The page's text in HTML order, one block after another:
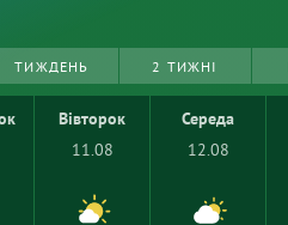
ТИЖДЕНЬ 2 ТИЖНІ
Вівторок
11.08
Середа
12.08